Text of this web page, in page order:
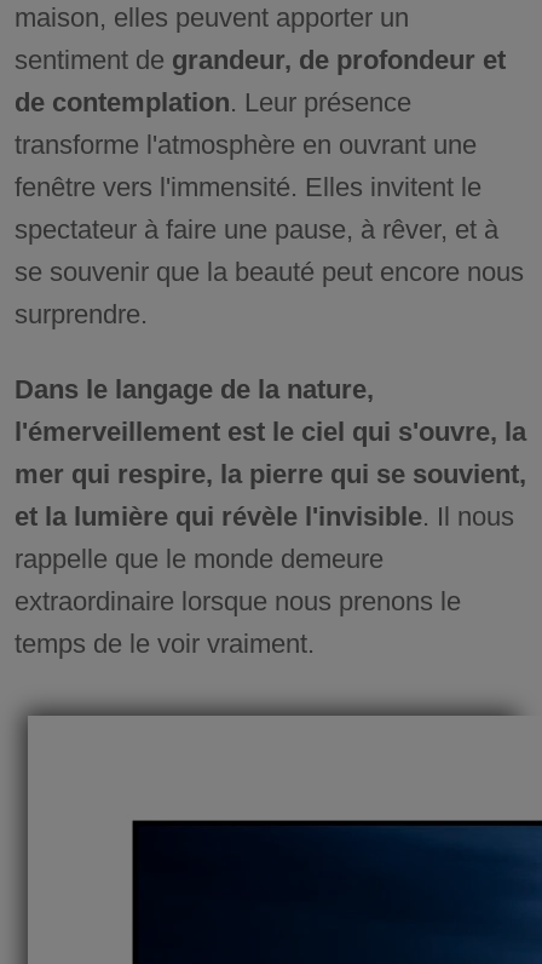
maison, elles peuvent apporter un
sentiment de grandeur, de profondeur et
de contemplation. Leur présence
transforme l'atmosphère en ouvrant une
fenêtre vers l'immensité. Elles invitent le
spectateur à faire une pause, à rêver, et à
se souvenir que la beauté peut encore nous
surprendre.
Dans le langage de la nature,
l'émerveillement est le ciel qui s'ouvre, la
mer qui respire, la pierre qui se souvient,
et la lumière qui révèle l'invisible. Il nous
rappelle que le monde demeure
extraordinaire lorsque nous prenons le
temps de le voir vraiment.